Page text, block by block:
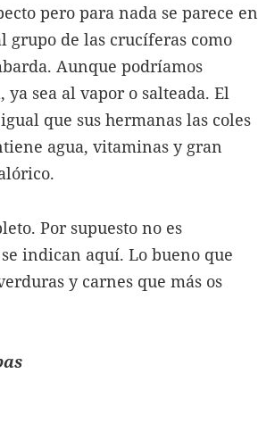
pero para nada se parece en
grupo de las crucíferas como
Aunque podríamos
sea al vapor o salteada. El
que sus hermanas las coles
agua, vitaminas y gran
Por supuesto no es
indican aquí. Lo bueno que
y carnes que más os